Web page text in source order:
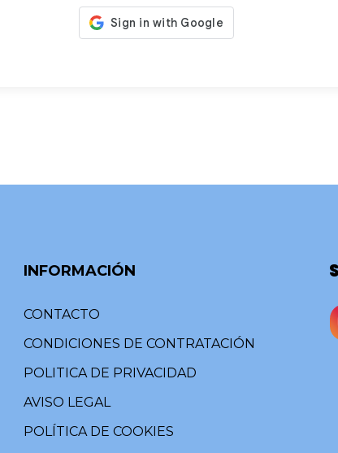
INFORMACIÓN
CONTACTO
CONDICIONES DE CONTRATACIÓN
POLITICA DE PRIVACIDAD
AVISO LEGAL
POLÍTICA DE COOKIES